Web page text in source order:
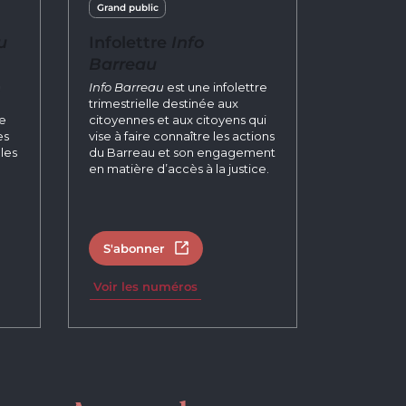
nouvel onglet
Grand public
Info Barreau est une infolettre
trimestrielle destinée aux
citoyennes et aux citoyens qui
vise à faire connaître les actions
du Barreau et son engagement
en matière d’accès à la justice.
S'abonner Ouvrir dans un nouvel onglet
Voir les numéros